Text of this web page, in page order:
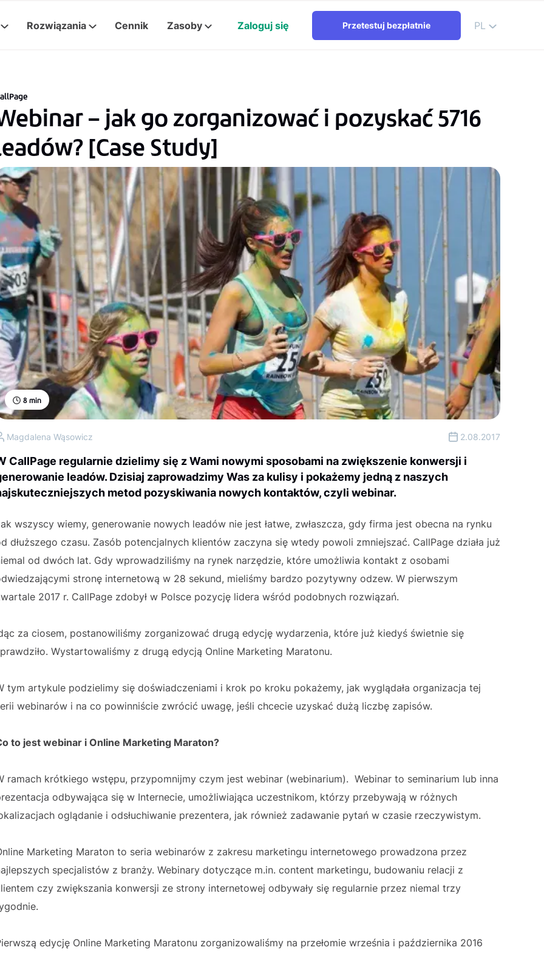
Rozwiązania Cennik Zasoby Zaloguj się Przetestuj bezpłatnie PL
8 min
– jak go zorganizować i pozyskać 5716
[Case Study]
CallPage regularnie dzielimy się z Wami nowymi sposobami na zwiększenie konwersji i
leadów. Dzisiaj zaprowadzimy Was za kulisy i pokażemy jedną z naszych
metod pozyskiwania nowych kontaktów, czyli webinar.
Magdalena Wąsowicz 2.08.2017
wszyscy wiemy, generowanie nowych leadów nie jest łatwe, zwłaszcza, gdy firma jest obecna na rynku
dłuższego czasu. Zasób potencjalnych klientów zaczyna się wtedy powoli zmniejszać. CallPage działa już
od dwóch lat. Gdy wprowadziliśmy na rynek narzędzie, które umożliwia kontakt z osobami
stronę internetową w 28 sekund, mieliśmy bardzo pozytywny odzew. W pierwszym
2017 r. CallPage zdobył w Polsce pozycję lidera wśród podobnych rozwiązań.
za ciosem, postanowiliśmy zorganizować drugą edycję wydarzenia, które już kiedyś świetnie się
Wystartowaliśmy z drugą edycją Online Marketing Maratonu.
tym artykule podzielimy się doświadczeniami i krok po kroku pokażemy, jak wyglądała organizacja tej
webinarów i na co powinniście zwrócić uwagę, jeśli chcecie uzyskać dużą liczbę zapisów.
to jest webinar i Online Marketing Maraton?
ramach krótkiego wstępu, przypomnijmy czym jest webinar (webinarium). Webinar to seminarium lub inna
odbywająca się w Internecie, umożliwiająca uczestnikom, którzy przebywają w różnych
oglądanie i odsłuchiwanie prezentera, jak również zadawanie pytań w czasie rzeczywistym.
Marketing Maraton to seria webinarów z zakresu marketingu internetowego prowadzona przez
specjalistów z branży. Webinary dotyczące m.in. content marketingu, budowaniu relacji z
czy zwiększania konwersji ze strony internetowej odbywały się regularnie przez niemal trzy
edycję Online Marketing Maratonu zorganizowaliśmy na przełomie września i października 2016